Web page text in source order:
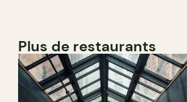
Plus de restaurants